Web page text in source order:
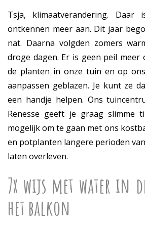
Tsja, klimaatverandering.
ontkennen meer aan. Dit jaar
nat. Daarna volgden zomers
droge dagen. Er is geen peil
de planten in onze tuin en op
aanpassen geblazen. Je kunt ze
een handje helpen. Ons
Renesse geeft je graag slimme
mogelijk om te gaan met ons
en potplanten langere perioden
laten overleven.
7x wijs met water in
het balkon